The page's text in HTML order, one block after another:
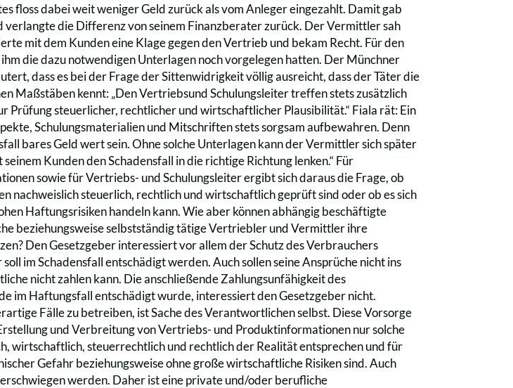
floss dabei weit weniger Geld zurück als vom Anleger eingezahlt. Damit gab
verlangte die Differenz von seinem Finanzberater zurück. Der Vermittler sah
mit dem Kunden eine Klage gegen den Vertrieb und bekam Recht. Für den
die dazu notwendigen Unterlagen noch vorgelegen hatten. Der Münchner
dass es bei der Frage der Sittenwidrigkeit völlig ausreicht, dass der Täter die
Maßstäben kennt: „Den Vertriebsund Schulungsleiter treffen stets zusätzlich
Prüfung steuerlicher, rechtlicher und wirtschaftlicher Plausibilität.“ Fiala rät: Ein
Schulungsmaterialien und Mitschriften stets sorgsam aufbewahren. Denn
bares Geld wert sein. Ohne solche Unterlagen kann der Vermittler sich später
Kunden den Schadensfall in die richtige Richtung lenken.“ Für
sowie für Vertriebs- und Schulungsleiter ergibt sich daraus die Frage, ob
nachweislich steuerlich, rechtlich und wirtschaftlich geprüft sind oder ob es sich
Haftungsrisiken handeln kann. Wie aber können abhängig beschäftigte
beziehungsweise selbstständig tätige Vertriebler und Vermittler ihre
Den Gesetzgeber interessiert vor allem der Schutz des Verbrauchers
im Schadensfall entschädigt werden. Auch sollen seine Ansprüche nicht ins
nicht zahlen kann. Die anschließende Zahlungsunfähigkeit des
im Haftungsfall entschädigt wurde, interessiert den Gesetzgeber nicht.
Fälle zu betreiben, ist Sache des Verantwortlichen selbst. Diese Vorsorge
und Verbreitung von Vertriebs- und Produktinformationen nur solche
wirtschaftlich, steuerrechtlich und rechtlich der Realität entsprechen und für
Gefahr beziehungsweise ohne große wirtschaftliche Risiken sind. Auch
werden. Daher ist eine private und/oder berufliche